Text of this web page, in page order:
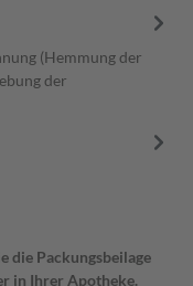
(Hemmung der
der
die Packungsbeilage
in Ihrer Apotheke.